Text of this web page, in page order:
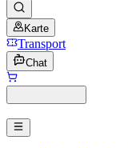
Karte
Transport
Chat